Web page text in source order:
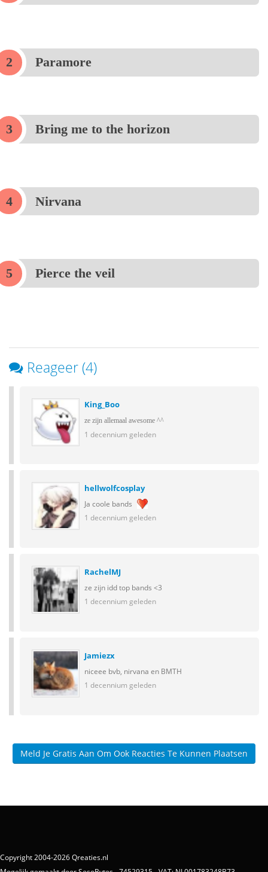
Paramore
Bring me to the horizon
Nirvana
Pierce the veil
Reageer (4)
King_Boo
ze zijn allemaal awesome ^^
1 decennium geleden
hellwolfcosplay
Ja coole bands
1 decennium geleden
RachelMJ
ze zijn idd top bands <3
1 decennium geleden
Jamiezx
niceee bvb, nirvana en BMTH
1 decennium geleden
Meld Je Gratis Aan Om Ook Reacties Te Kunnen Plaatsen
Copyright 2004-2026 Qreaties.nl